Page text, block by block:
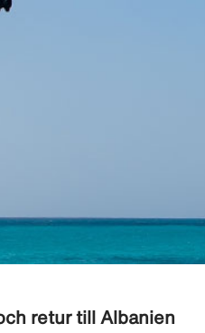
retur till Albanien